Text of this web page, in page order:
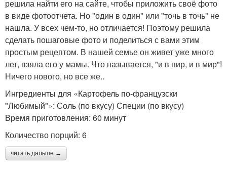
решила найти его на сайте, чтобы приложить своё фото
в виде фотоотчета. Но "один в один" или "точь в точь" не
нашла. У всех чем-то, но отличается! Поэтому решила
сделать пошаговые фото и поделиться с вами этим
простым рецептом. В нашей семье он живет уже много
лет, взяла его у мамы. Что называется, "и в пир, и в мир"!
Ничего нового, но все же..
Ингредиенты для «Картофель по-французски
"Любимый"»: Соль (по вкусу) Специи (по вкусу)
Время приготовления: 60 минут
Количество порций: 6
читать дальше →